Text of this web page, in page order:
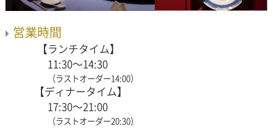
営業時間
【ランチタイム】
11:30～14:30
（ラストオーダー14:00）
【ディナータイム】
17:30～21:00
（ラストオーダー20:30）